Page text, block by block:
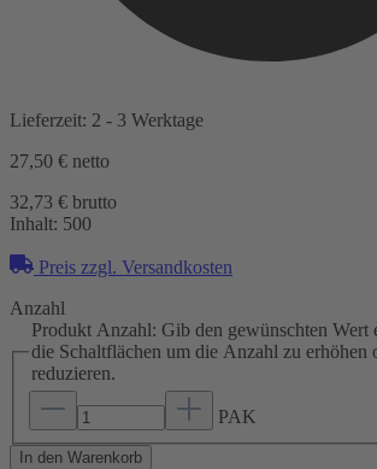
Lieferzeit: 2 - 3 Werktage
27,50 € netto
32,73 € brutto
Inhalt: 500
Preis zzgl. Versandkosten
Anzahl
Produkt Anzahl: Gib den gewünschten Wert
die Schaltflächen um die Anzahl zu erhöhen
reduzieren.
PAK
In den Warenkorb